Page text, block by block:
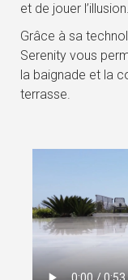
et de jouer l’illusion.
Grâce à sa
Serenity vous
la baignade et la
terrasse.